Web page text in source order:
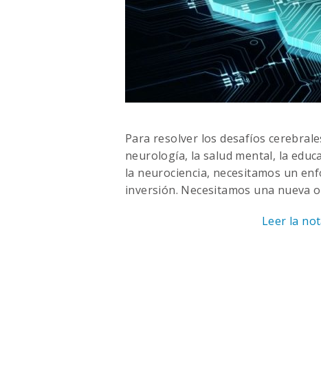
Para resolver los desafíos
neurología, la salud mental, la
la neurociencia, necesitamos un
inversión. Necesitamos una nueva
Leer la